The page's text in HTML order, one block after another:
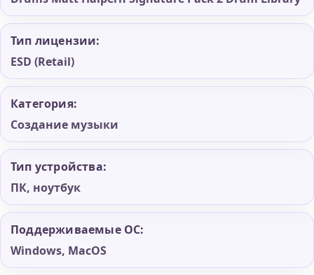
Тип лицензии:
ESD (Retail)
Категория:
Создание музыки
Тип устройства:
ПК, ноутбук
Поддерживаемые ОС:
Windows, MacOS